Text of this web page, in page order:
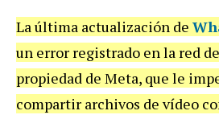
La última actualización de
un error registrado en la red
propiedad de Meta, que le
compartir archivos de vídeo